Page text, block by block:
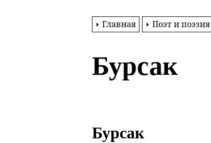
Главная Поэт и поэзия
Бурсак
Бурсак